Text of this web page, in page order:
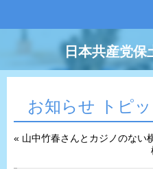
日本共産党
お知らせ トピ
« 山中竹春さんとカジノのない